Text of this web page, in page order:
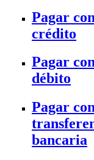
Pagar
crédito
Pagar
débito
Pagar
bancaria